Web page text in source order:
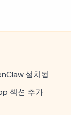
설치됨
섹션 추가